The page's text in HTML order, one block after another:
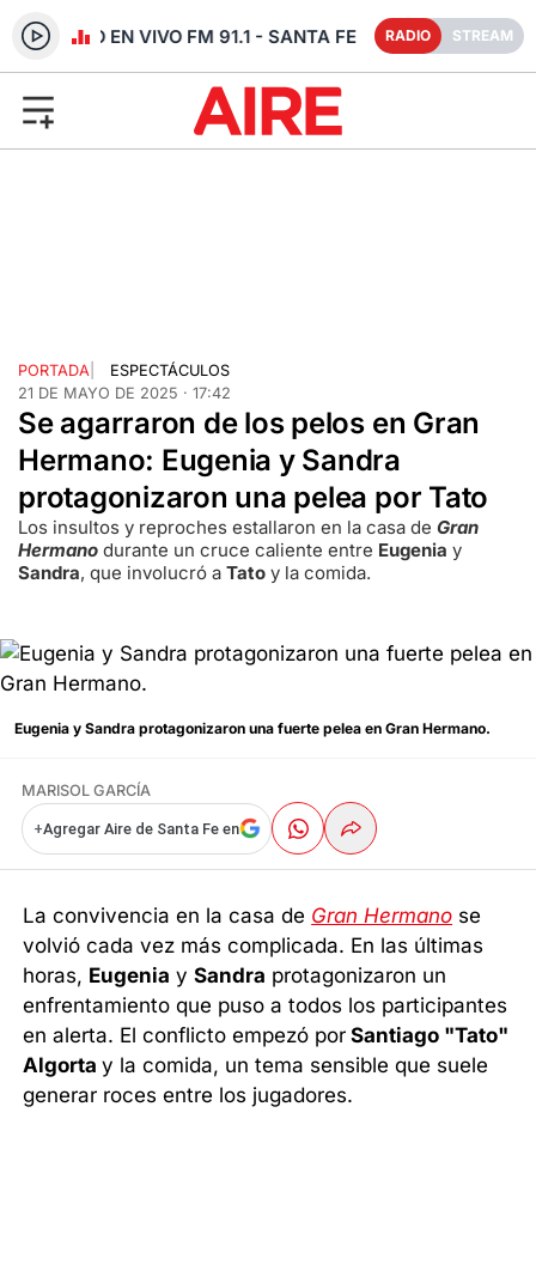
RADIO EN VIVO FM 91.1 - SANTA FE RADIO STREAM
PORTADA
ESPECTÁCULOS
21 DE MAYO DE 2025 · 17:42
Se agarraron de los pelos en Gran
Hermano: Eugenia y Sandra
protagonizaron una pelea por Tato
Los insultos y reproches estallaron en la casa de Gran
Hermano durante un cruce caliente entre Eugenia y
Sandra, que involucró a Tato y la comida.
Eugenia y Sandra protagonizaron una fuerte pelea en Gran Hermano.
MARISOL GARCÍA
+Agregar Aire de Santa Fe en
La convivencia en la casa de Gran Hermano se
volvió cada vez más complicada. En las últimas
horas, Eugenia ySandra protagonizaron un
enfrentamiento que puso a todos los participantes
en alerta. El conflicto empezó por Santiago "Tato"
Algortay la comida, un tema sensible que suele
generar roces entre los jugadores.